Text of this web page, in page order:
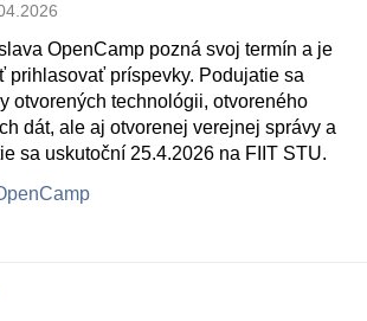
OpenCamp pozná svoj termín a je
prihlasovať príspevky. Podujatie sa
otvorených technológii, otvoreného
dát, ale aj otvorenej verejnej správy a
sa uskutoční 25.4.2026 na FIIT STU.